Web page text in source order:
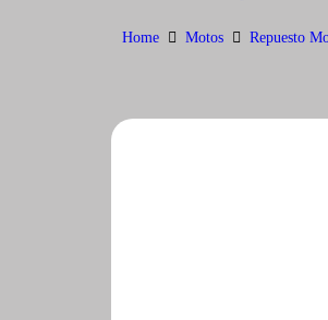
Home Motos Repuesto